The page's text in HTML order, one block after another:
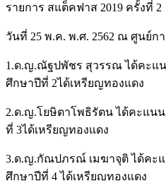
รายการ สแต็คฟาส 2019 ครั้งที่ 2
วันที่ 25 พ.ค. พ.ศ. 2562 ณ ศูนย์
1.ด.ญ.ณัฐปพัชร สุวรรณ ได้คะแ
ศึกษาปีที่ 2ได้เหรียญทองแดง
2.ด.ญ.โยษิตาโพธิรัตน ได้คะแน
ที่ 3ได้เหรียญทองแดง
3.ด.ญ.กัณปภรณ์ เมฆาจุติ ได้คะ
ศึกษาปีที่ 4 ได้เหรียญทองแดง